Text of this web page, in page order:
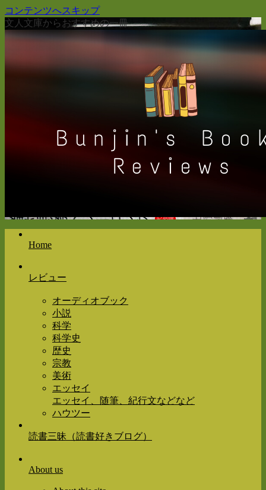
コンテンツへスキップ
文人文庫からおすすめの一冊
Home
レビュー
オーディオブック
小説
科学
科学史
歴史
宗教
美術
エッセイ
エッセイ、随筆、紀行文などなど
ハウツー
読書三昧（読書好きブログ）
About us